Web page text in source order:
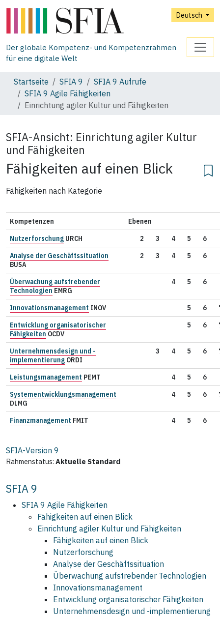
Deutsch
Der globale Kompetenz- und Kompetenzrahmen
für eine digitale Welt
Startseite SFIA 9
SFIA 9 Aufrufe
SFIA 9 Agile Fähigkeiten
Einrichtung agiler Kultur und Fähigkeiten
SFIA-Ansicht: Einrichtung agiler Kultur
und Fähigkeiten
Fähigkeiten auf einen Blick
Fähigkeiten nach Kategorie
Kompetenzen
Ebenen
Nutzerforschung URCH 2 3 4 5
6
Analyse der Geschäftssituation
BUSA
2 3 4 5 6
Überwachung aufstrebender
Technologien EMRG
4 5 6
Innovationsmanagement INOV 5 6
Entwicklung organisatorischer
Fähigkeiten OCDV
5 6
Unternehmensdesign und -
implementierung ORDI
3 4 5 6
Leistungsmanagement PEMT 4 5
6
Systementwicklungsmanagement
DLMG
4 5 6
Finanzmanagement FMIT 4 5 6
SFIA-Version 9
Rahmenstatus: Aktuelle Standard
SFIA 9
SFIA 9 Agile Fähigkeiten
Fähigkeiten auf einen Blick
Einrichtung agiler Kultur und Fähigkeiten
Fähigkeiten auf einen Blick
Nutzerforschung
Analyse der Geschäftssituation
Überwachung aufstrebender Technologien
Innovationsmanagement
Entwicklung organisatorischer Fähigkeiten
Unternehmensdesign und -implementierung